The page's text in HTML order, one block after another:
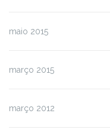
maio 2015
março 2015
março 2012